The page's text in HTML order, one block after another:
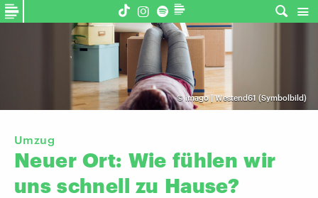
©imago | Westend61 (Symbolbild)
Umzug
Neuer Ort: Wie fühlen wir
uns schnell zu Hause?